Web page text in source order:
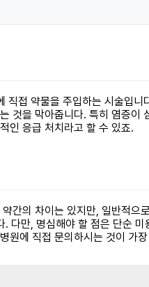
접 약물을 주입하는 시술입
을 막아줍니다. 특히 염증
인 응급 처치라고 할 수 있죠.
의 차이는 있지만, 일반적
만, 명심해야 할 점은 단순
원에 직접 문의하시는 것이 가